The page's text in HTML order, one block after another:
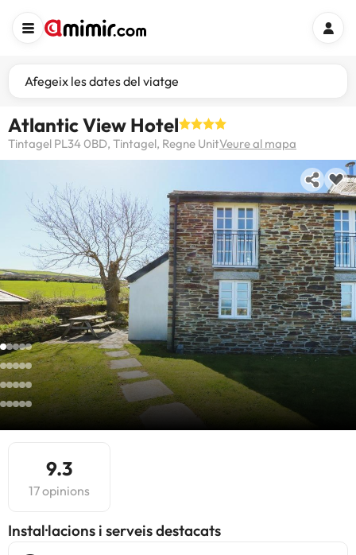
Afegeix les dates del viatge
Atlantic View Hotel
Tintagel PL34 0BD, Tintagel, Regne UnitVeure al mapa
9.3
17 opinions
Instal·lacions i serveis destacats